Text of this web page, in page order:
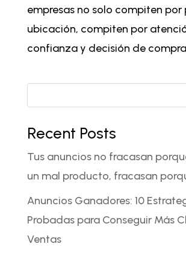
empresas no solo compiten por
ubicación, compiten por
confianza y decisión de
Recent Posts
Tus anuncios no fracasan
un mal producto, fracasan
Anuncios Ganadores: 10
Probadas para Conseguir Más
Ventas